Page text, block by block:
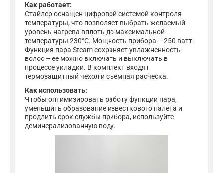
Как работает:
Стайлер оснащен цифровой системой контроля
температуры, что позволяет выбрать желаемый
уровень нагрева вплоть до максимальной
температуры 230°C. Мощность прибора – 250 ватт.
Функция пара Steam сохраняет увлажненность
волос – ее можно включать и выключать в
процессе укладки. В комплект входят
термозащитный чехол и съемная расческа.
Как использовать:
Чтобы оптимизировать работу функции пара,
уменьшить образование известкового налета и
продлить срок службы прибора, используйте
деминерализованную воду.